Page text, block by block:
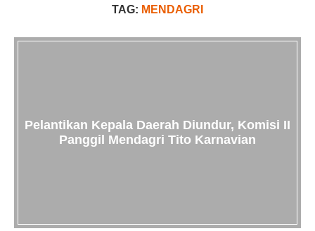
TAG: MENDAGRI
Pelantikan Kepala Daerah Diundur, Komisi II
Panggil Mendagri Tito Karnavian